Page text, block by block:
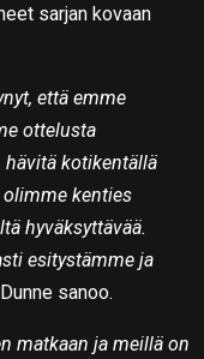
sarjan kovaan
että emme
ottelusta
kotikentällä
kenties
hyväksyttävää.
esitystämme ja
sanoo.
matkaan ja meillä on